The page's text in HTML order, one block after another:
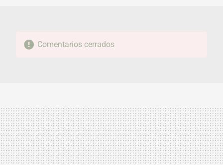
Comentarios cerrados